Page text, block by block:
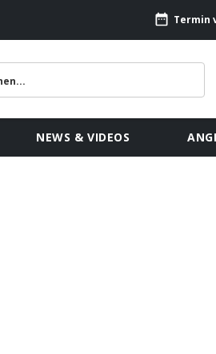
Termin
NEWS & VIDEOS